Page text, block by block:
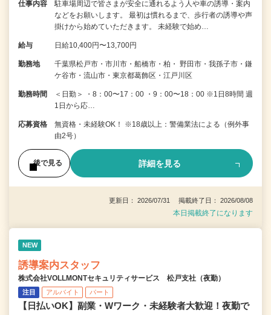
仕事内容
駐車場周辺で皆さまが安全に通れるよう人や車の誘導・案内
などをお願いします。 最初は慣れるまで、歩行者の誘導や声
掛けから始めていただきます。 未経験で始め…
給与 日給10,400円〜13,700円
勤務地
千葉県松戸市・市川市・船橋市・柏・ 野田市・我孫子市・鎌
ケ谷市・流山市・東京都葛飾区・江戸川区
勤務時間
＜日勤＞ ・8：00〜17：00 ・9：00〜18：00 ※1日8時間 週
1日から応…
応募資格
無資格・未経験OK！ ※18歳以上：警備業法による（例外事
由2号）
後で見る 詳細を見る
更新日： 2026/07/31 掲載終了日： 2026/08/08
本日掲載終了になります
NEW
誘導案内スタッフ
株式会社VOLLMONTセキュリティサービス 松戸支社（夜勤）
注目 アルバイト パート
【日払いOK】副業・Wワーク・未経験者大歓迎！夜勤で